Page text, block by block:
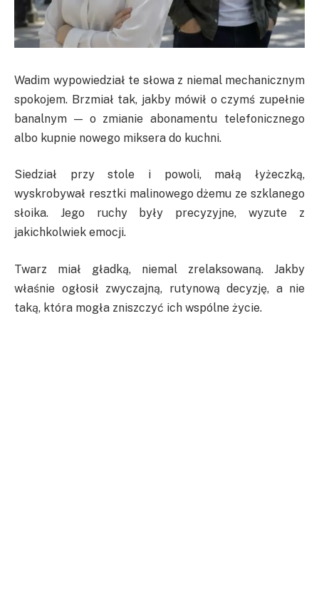
Wadim wypowiedział te słowa z niemal mechanicznym
spokojem. Brzmiał tak, jakby mówił o czymś zupełnie
banalnym — o zmianie abonamentu telefonicznego
albo kupnie nowego miksera do kuchni.
Siedział przy stole i powoli, małą łyżeczką,
wyskrobywał resztki malinowego dżemu ze szklanego
słoika. Jego ruchy były precyzyjne, wyzute z
jakichkolwiek emocji.
Twarz miał gładką, niemal zrelaksowaną. Jakby
właśnie ogłosił zwyczajną, rutynową decyzję, a nie
taką, która mogła zniszczyć ich wspólne życie.